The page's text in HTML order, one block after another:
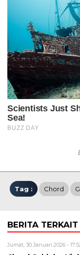
Tag : Chord
BERITA TERKAIT
Jumat, 30 Januari 2026 -